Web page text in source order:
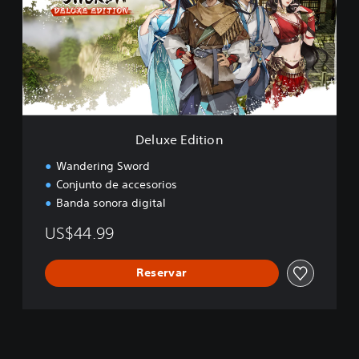
x
e
d
i
t
i
o
Deluxe Edition
Wandering Sword
Conjunto de accesorios
Banda sonora digital
US$44.99
Reservar